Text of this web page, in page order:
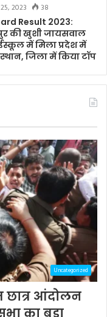
2023
38
Result 2023:
की खुशी जायसवाल
में मिला प्रदेश में
जिला में किया टॉप
Uncategorized
छात्र आंदोलन
का बड़ा